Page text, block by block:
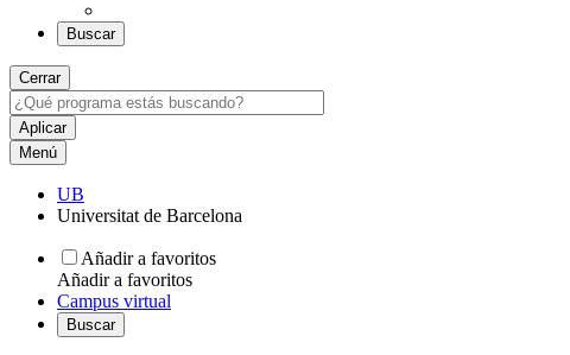
Buscar
Cerrar
Menú
UB
Universitat de Barcelona
Añadir a favoritos
Añadir a favoritos
Campus virtual
Buscar